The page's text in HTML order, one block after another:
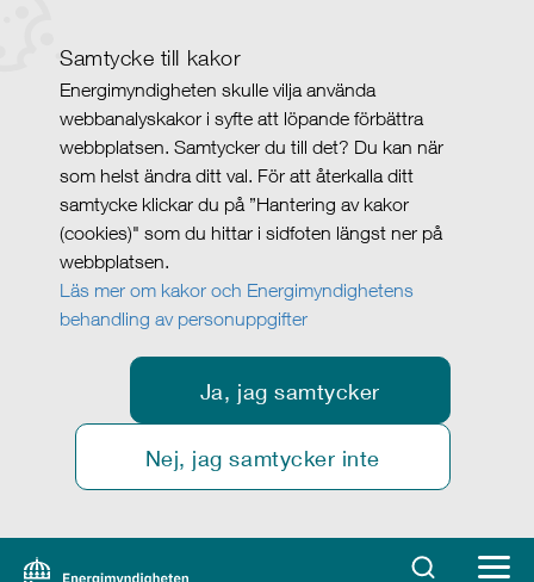
Samtycke till kakor
Energimyndigheten skulle vilja använda
webbanalyskakor i syfte att löpande förbättra
webbplatsen. Samtycker du till det? Du kan när
som helst ändra ditt val. För att återkalla ditt
samtycke klickar du på ”Hantering av kakor
(cookies)" som du hittar i sidfoten längst ner på
webbplatsen.
Läs mer om kakor och Energimyndighetens
behandling av personuppgifter
Ja, jag samtycker
Nej, jag samtycker inte